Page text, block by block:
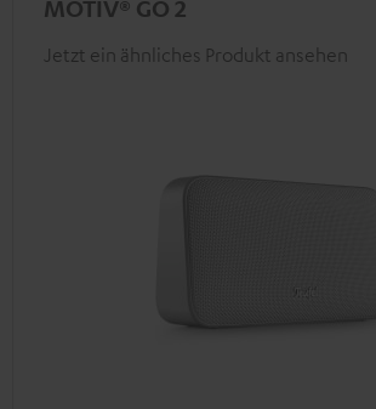
MOTIV® GO 2
Jetzt ein ähnliches Produkt ansehen